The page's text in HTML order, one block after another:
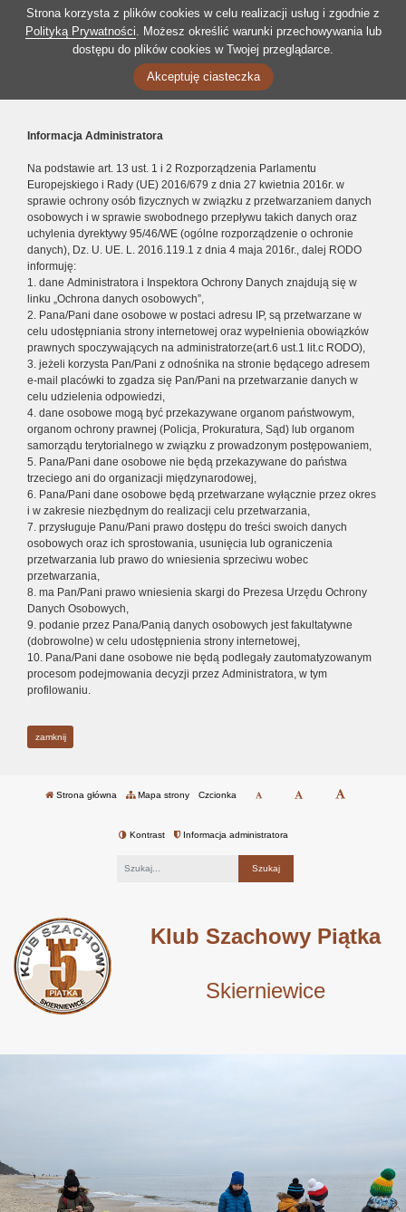
Strona korzysta z plików cookies w celu realizacji usług i zgodnie z
Polityką Prywatności. Możesz określić warunki przechowywania lub
dostępu do plików cookies w Twojej przeglądarce.
Akceptuję ciasteczka
Informacja Administratora
Na podstawie art. 13 ust. 1 i 2 Rozporządzenia Parlamentu
Europejskiego i Rady (UE) 2016/679 z dnia 27 kwietnia 2016r. w
sprawie ochrony osób fizycznych w związku z przetwarzaniem danych
osobowych i w sprawie swobodnego przepływu takich danych oraz
uchylenia dyrektywy 95/46/WE (ogólne rozporządzenie o ochronie
danych), Dz. U. UE. L. 2016.119.1 z dnia 4 maja 2016r., dalej RODO
informuję:
1. dane Administratora i Inspektora Ochrony Danych znajdują się w
linku „Ochrona danych osobowych”,
2. Pana/Pani dane osobowe w postaci adresu IP, są przetwarzane w
celu udostępniania strony internetowej oraz wypełnienia obowiązków
prawnych spoczywających na administratorze(art.6 ust.1 lit.c RODO),
3. jeżeli korzysta Pan/Pani z odnośnika na stronie będącego adresem
e-mail placówki to zgadza się Pan/Pani na przetwarzanie danych w
celu udzielenia odpowiedzi,
4. dane osobowe mogą być przekazywane organom państwowym,
organom ochrony prawnej (Policja, Prokuratura, Sąd) lub organom
samorządu terytorialnego w związku z prowadzonym postępowaniem,
5. Pana/Pani dane osobowe nie będą przekazywane do państwa
trzeciego ani do organizacji międzynarodowej,
6. Pana/Pani dane osobowe będą przetwarzane wyłącznie przez okres
i w zakresie niezbędnym do realizacji celu przetwarzania,
7. przysługuje Panu/Pani prawo dostępu do treści swoich danych
osobowych oraz ich sprostowania, usunięcia lub ograniczenia
przetwarzania lub prawo do wniesienia sprzeciwu wobec
przetwarzania,
8. ma Pan/Pani prawo wniesienia skargi do Prezesa Urzędu Ochrony
Danych Osobowych,
9. podanie przez Pana/Panią danych osobowych jest fakultatywne
(dobrowolne) w celu udostępnienia strony internetowej,
10. Pana/Pani dane osobowe nie będą podlegały zautomatyzowanym
procesom podejmowania decyzji przez Administratora, w tym
profilowaniu.
zamknij
Strona główna Mapa strony Czcionka
Kontrast Informacja administratora
Klub Szachowy Piątka
Skierniewice